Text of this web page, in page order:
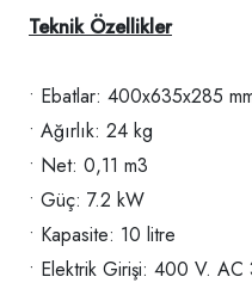
Teknik Özellikler
• Ebatlar: 400x635x285
• Ağırlık: 24 kg
• Net: 0,11 m3
• Güç: 7.2 kW
• Kapasite: 10 litre
• Elektrik Girişi: 400 V.